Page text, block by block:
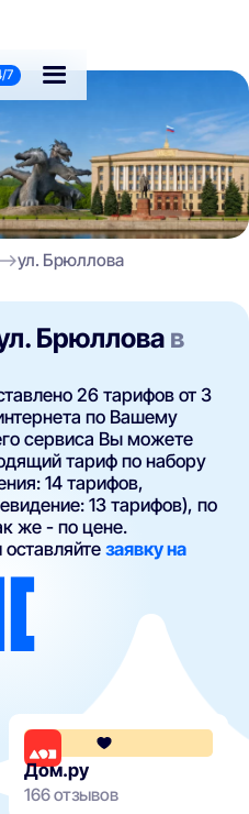
7
ул. Брюллова
Брюллова в
26 тарифов от 3
по Вашему
сервиса Вы можете
тариф по набору
14 тарифов,
13 тарифов), по
же - по цене.
оставляйтезаявку на
3.8
Дом.ру
166 отзывов